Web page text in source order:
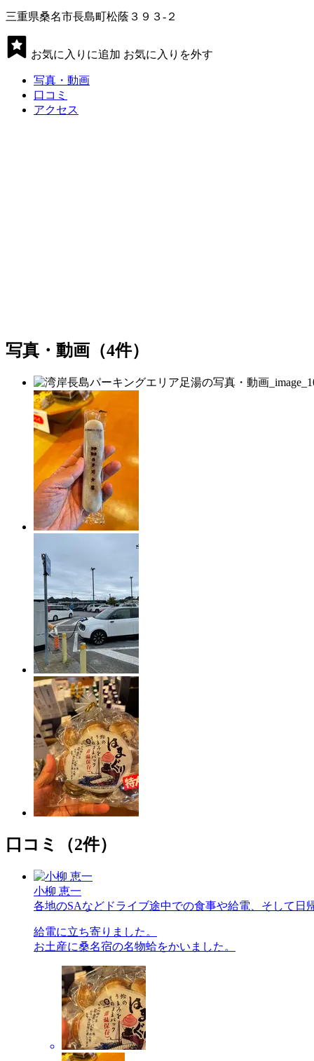
三重県桑名市長島町松蔭３９３-２
お気に入りに追加 お気に入りを外す
写真・動画
口コミ
アクセス
写真・動画（4件）
口コミ（2件）
小柳 恵一
各地のSAなどドライブ途中での食事や給電、そして日
給電に立ち寄りました。
お土産に桑名宿の名物蛤をかいました。